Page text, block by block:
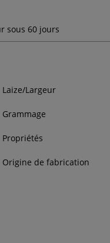
sous 60 jours
Laize/Largeur
Grammage
Propriétés
Origine de fabrication